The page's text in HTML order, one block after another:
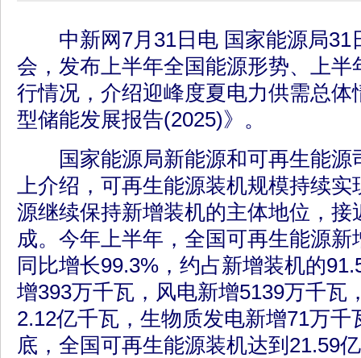
中新网7月31日电 国家能源局31
会，发布上半年全国能源形势、上半
行情况，介绍迎峰度夏电力供需总体
型储能发展报告(2025)》。
国家能源局新能源和可再生能源
上介绍，可再生能源装机规模持续实
源继续保持新增装机的主体地位，接
成。今年上半年，全国可再生能源新
同比增长99.3%，约占新增装机的
增393万千瓦，风电新增5139万千瓦
2.12亿千瓦，生物质发电新增71万千
底，全国可再生能源装机达到21.59